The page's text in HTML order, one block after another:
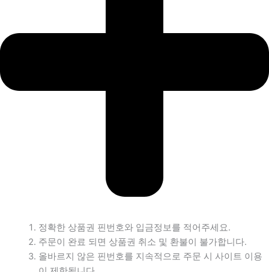
정확한 상품권 핀번호와 입금정보를 적어주세요.
주문이 완료 되면 상품권 취소 및 환불이 불가합니다.
올바르지 않은 핀번호를 지속적으로 주문 시 사이트 이용